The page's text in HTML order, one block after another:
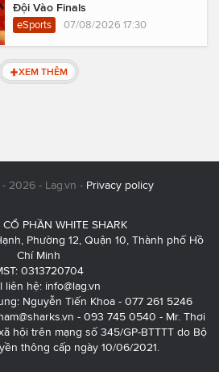
Đội Vào Finals
eSports 07/08/2026 17:30
XEM THÊM
2026 - Lag.vn - Privacy policy
PHẦN WHITE SHARK
Phường 12, Quận 10, Thành phố Hồ
Chí Minh
0313720704
liên hệ: info@lag.vn
Nguyễn Tiến Khoa - 077 261 5246
- 093 745 0540 - Mr. Thơi
hội trên mạng số 345/GP-BTTTT do Bộ
thông cấp ngày 10/06/2021.